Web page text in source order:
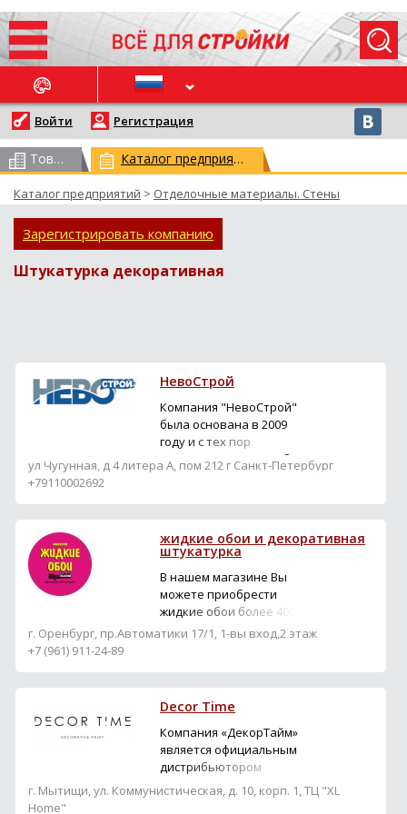
НОВОСТИ
Войти Регистрация
Товарный каталог (всего 62959)Каталог предприятий (всего 29779)
Каталог предприятий > Отделочные материалы. Стены
Зарегистрировать компанию
Штукатурка декоративная
НевоСтрой
Компания "НевоСтрой"
была основана в 2009
году и с тех пор
зарекомендовала себя
как надежный
деятельности компании
— производство и
продажа
высококачественных
декоративных
штукатурок, водно-
ул Чугунная, д 4 литера А, пом 212 г Санкт-Петербург
+79110002692
жидкие обои и декоративная
штукатурка
В нашем магазине Вы
можете приобрести
жидкие обои более 400
расцветок,в наличии
(инструмент для
нанесения жидких обоев
на стены или потолок),
грун, декоративный
искусственный камень,
потолочные плинтус,
декоративную...
г. Оренбург, пр.Автоматики 17/1, 1-вы вход,2 этаж
+7 (961) 911-24-89
Decor Time
Компания «ДекорТайм»
является официальным
дистрибьютором
производителей
г. Мытищи, ул. Коммунистическая, д. 10, корп. 1, ТЦ "XL
Home"